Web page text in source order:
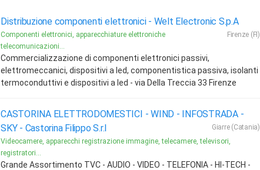
Distribuzione componenti elettronici - Welt Electronic S.p.A
Firenze (FI)
Componenti elettronici, apparecchiature elettroniche
telecomunicazioni...
Commercializzazione di componenti elettronici passivi,
elettromeccanici, dispositivi a led, componentistica passiva, isolanti
termoconduttivi e dispositivi a led - via Della Treccia 33 Firenze
CASTORINA ELETTRODOMESTICI - WIND - INFOSTRADA -
SKY - Castorina Filippo S.r.l
Giarre (Catania)
Videocamere, apparecchi registrazione immagine, telecamere, televisori,
registratori...
Grande Assortimento TVC - AUDIO - VIDEO - TELEFONIA - HI-TECH -